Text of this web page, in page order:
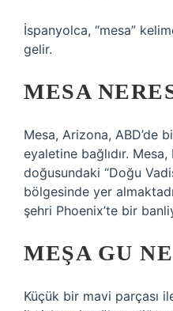
İspanyolca, “mesa”
gelir.
MESA
Mesa, Arizona, ABD’de
eyaletine bağlıdır.
doğusundaki “Doğu
bölgesinde yer
şehri Phoenix’te bir
MEŞA GU
Küçük bir mavi parçası